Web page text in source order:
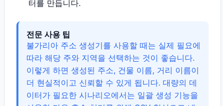
터를 만듭니다.
전문 사용 팁
불가리아 주소 생성기를 사용할 때는 실제 필요에
따라 해당 주와 지역을 선택하는 것이 좋습니다.
이렇게 하면 생성된 주소, 건물 이름, 거리 이름이
더 현실적이고 신뢰할 수 있게 됩니다. 대량의 데
이터가 필요한 시나리오에서는 일괄 생성 기능을